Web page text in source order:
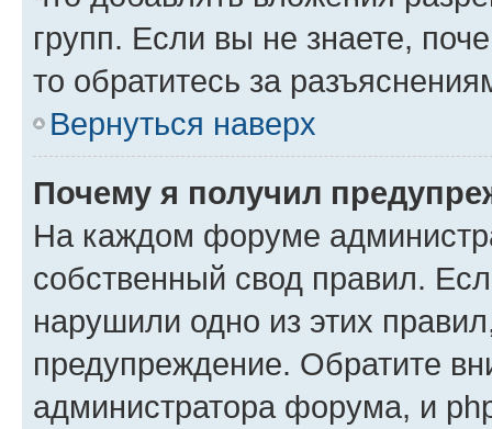
групп. Если вы не знаете,
то обратитесь за
Вернуться наверх
Почему я получил
На каждом форуме
собственный свод правил.
нарушили одно из этих
предупреждение. Обратите
администратора форума, и